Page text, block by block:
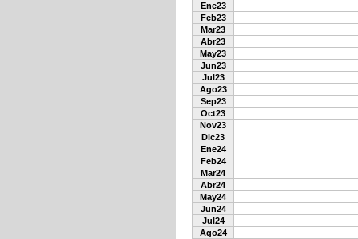
Ene23
Feb23
Mar23
Abr23
May23
Jun23
Jul23
Ago23
Sep23
Oct23
Nov23
Dic23
Ene24
Feb24
Mar24
Abr24
May24
Jun24
Jul24
Ago24